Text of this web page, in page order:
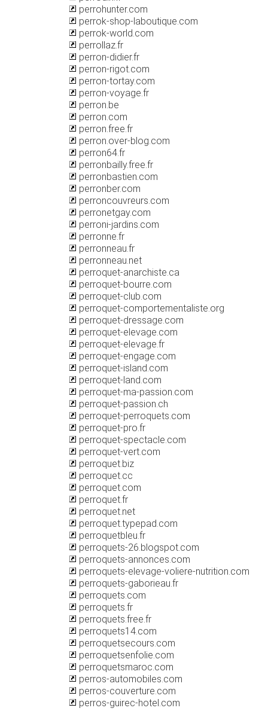
perrohunter.com
perrok-shop-laboutique.com
perrok-world.com
perrollaz.fr
perron-didier.fr
perron-rigot.com
perron-tortay.com
perron-voyage.fr
perron.be
perron.com
perron.free.fr
perron.over-blog.com
perron64.fr
perronbailly.free.fr
perronbastien.com
perronber.com
perroncouvreurs.com
perronetgay.com
perroni-jardins.com
perronne.fr
perronneau.fr
perronneau.net
perroquet-anarchiste.ca
perroquet-bourre.com
perroquet-club.com
perroquet-comportementaliste.org
perroquet-dressage.com
perroquet-elevage.com
perroquet-elevage.fr
perroquet-engage.com
perroquet-island.com
perroquet-land.com
perroquet-ma-passion.com
perroquet-passion.ch
perroquet-perroquets.com
perroquet-pro.fr
perroquet-spectacle.com
perroquet-vert.com
perroquet.biz
perroquet.cc
perroquet.com
perroquet.fr
perroquet.net
perroquet.typepad.com
perroquetbleu.fr
perroquets-26.blogspot.com
perroquets-annonces.com
perroquets-elevage-voliere-nutrition.com
perroquets-gaborieau.fr
perroquets.com
perroquets.fr
perroquets.free.fr
perroquets14.com
perroquetsecours.com
perroquetsenfolie.com
perroquetsmaroc.com
perros-automobiles.com
perros-couverture.com
perros-guirec-hotel.com